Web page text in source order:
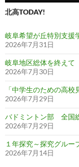
北高TODAY!
岐阜希望が丘特別支援
2026年7月31日
岐阜地区総体を終えて
2026年7月30日
「中学生のための高
2026年7月29日
バドミントン部 全
2026年7月29日
１年探究～探究グルー
2026年7月14日